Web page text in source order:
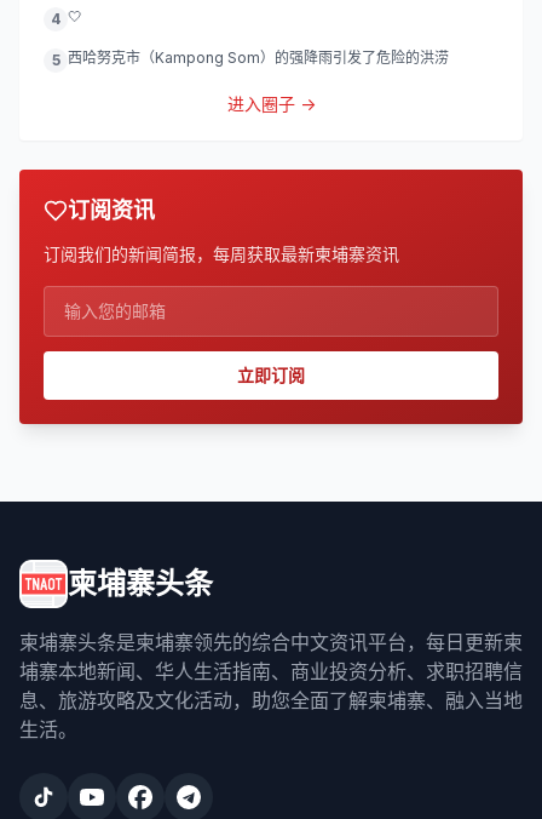
4 🤍
5 西哈努克市（Kampong Som）的强降雨引发了危险的洪涝
进入圈子 →
订阅资讯
订阅我们的新闻简报，每周获取最新柬埔寨资讯
立即订阅
柬埔寨头条
柬埔寨头条是柬埔寨领先的综合中文资讯平台，每日更新柬
埔寨本地新闻、华人生活指南、商业投资分析、求职招聘信
息、旅游攻略及文化活动，助您全面了解柬埔寨、融入当地
生活。